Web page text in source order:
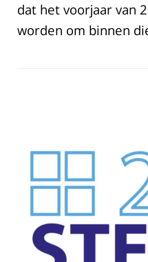
dat het voorjaar van
worden om binnen